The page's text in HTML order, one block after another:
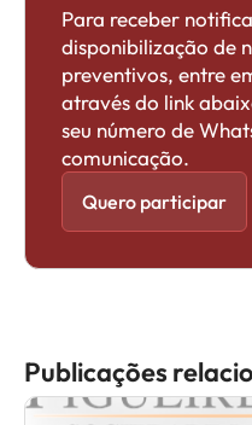
Para receber
disponibilização de
preventivos, entre
através do link
seu número de
comunicação.
Quero participar
Publicações